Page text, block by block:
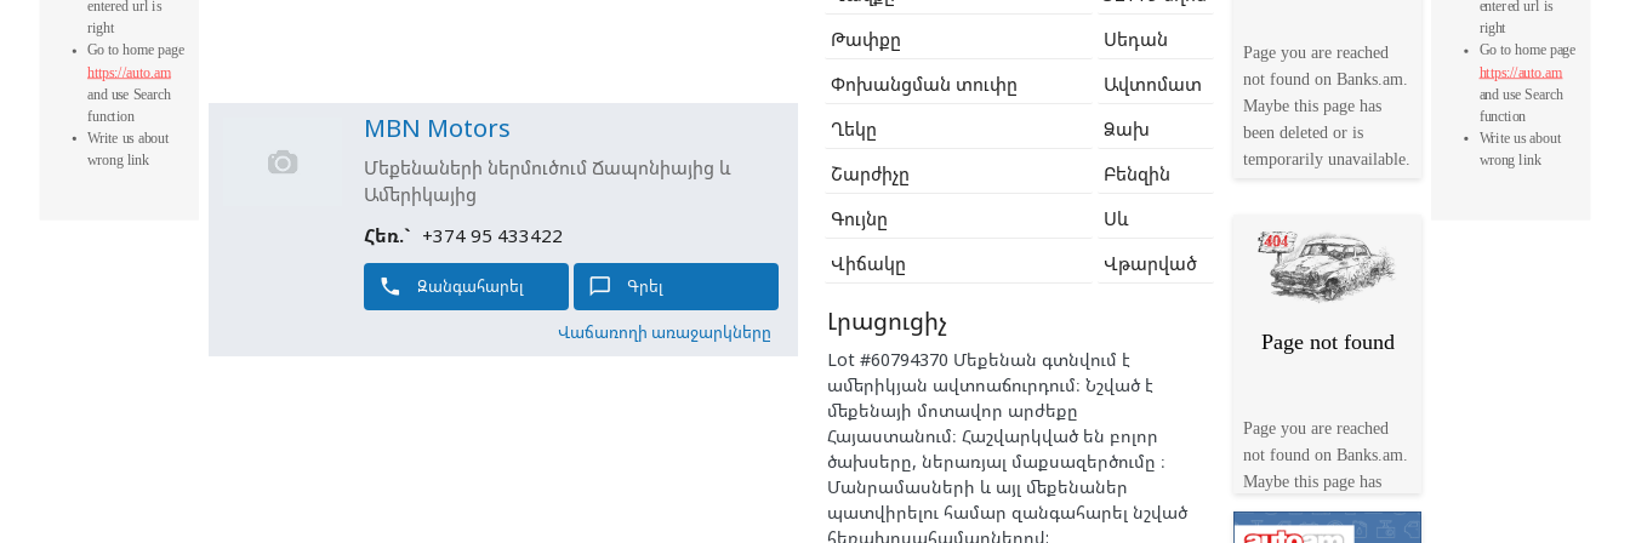
MBN Motors
Մեքենաների ներմուծում Ճապոնիայից և
Ամերիկայից
Հեռ.` +374 95 433422
phone Զանգահարել chat_bubble_outline Գրել
Վաճառողի առաջարկները
Թափքը
Սեդան
Փոխանցման տուփը
Ավտոմատ
Ղեկը
Ձախ
Շարժիչը
Բենզին
Գույնը
Սև
Վիճակը
Վթարված
Լրացուցիչ
Lot #60794370 Մեքենան գտնվում է
ամերիկյան ավտոաճուրդում։ Նշված է
մեքենայի մոտավոր արժեքը
Հայաստանում։ Հաշվարկված են բոլոր
ծախսերը, ներառյալ մաքսազերծումը ։
Մանրամասների և այլ մեքենաներ
պատվիրելու համար զանգահարել նշված
հեռախոսահամարներով: